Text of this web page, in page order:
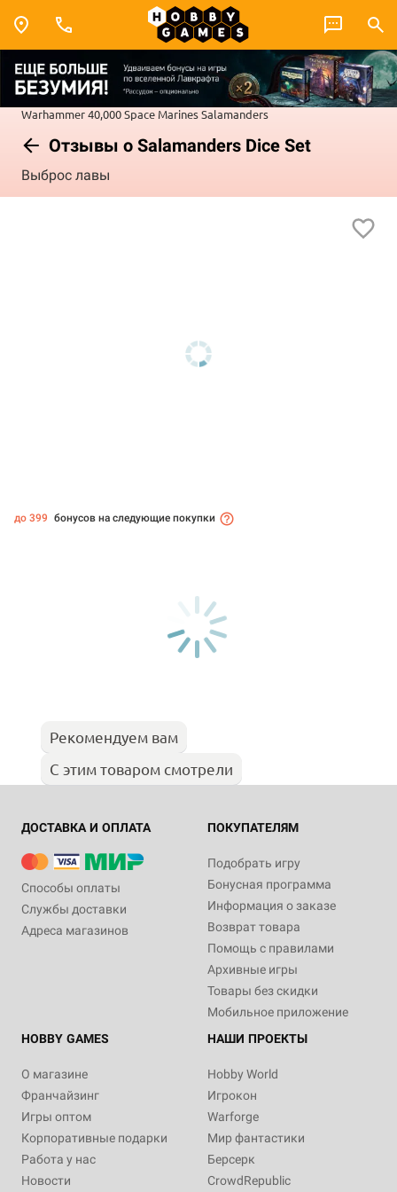
Warhammer 40,000Space MarinesSalamanders
Отзывы о Salamanders Dice Set
Выброс лавы
до 399 бонусов на следующие покупки
Рекомендуем вам
С этим товаром смотрели
ДОСТАВКА И ОПЛАТА
Способы оплаты
Службы доставки
Адреса магазинов
ПОКУПАТЕЛЯМ
Подобрать игру
Бонусная программа
Информация о заказе
Возврат товара
Помощь с правилами
Архивные игры
Товары без скидки
Мобильное приложение
HOBBY GAMES
О магазине
Франчайзинг
Игры оптом
Корпоративные подарки
Работа у нас
Новости
НАШИ ПРОЕКТЫ
Hobby World
Игрокон
Warforge
Мир фантастики
Берсерк
CrowdRepublic